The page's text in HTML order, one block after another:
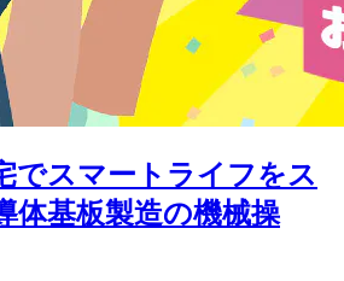
でスマートライフをス
体基板製造の機械操